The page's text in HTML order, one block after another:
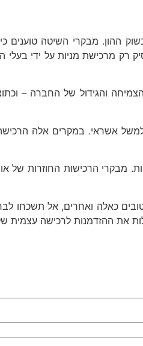
ההון. מבקרי השיטה
רק מרכישת מניות על ידי
והגידול של החברה –
אשראי. במקרים אלה
מבקרי הרכישות החוזרות
ואחרים, אל תשכחו
ההזדמנות לרכישה עצמית של